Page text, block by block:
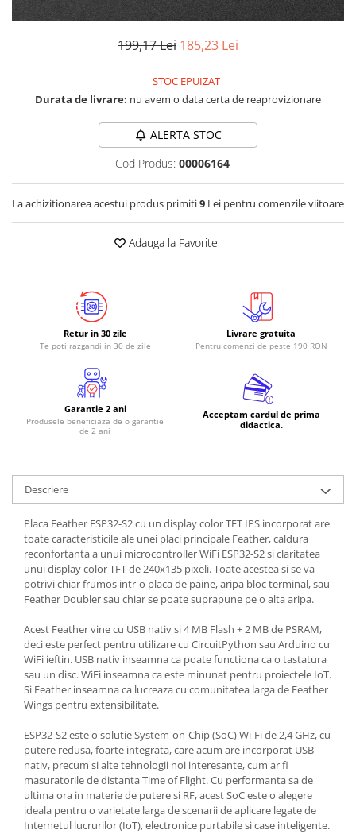
Audio
Datalogger
Multiplexor
Radio
Telecomenzi
Accesorii
Breadboard
Conectori
Cutii
Sticker
Componente
Butoane, Tastaturi
Condensatoare
LED
Microcontrollere AVR
PCB - Placute Circuit
Rezistoare
Creion 3D 3Doodler
Imprimante 3D
Imprimante 3D
3Doodler
Componente
199,17 Lei 185,23 Lei
STOC EPUIZAT
Durata de livrare: nu avem o data certa de reaprovizionare
ALERTA STOC
Cod Produs: 00006164
La achizitionarea acestui produs primiti9 Lei pentru comenzile viitoare
Adauga la Favorite
Retur in 30 zile
Te poti razgandi in 30 de zile
Livrare gratuita
Pentru comenzi de peste 190 RON
Garantie 2 ani
Produsele beneficiaza de o garantie
de 2 ani
Acceptam cardul de prima
didactica.
Descriere
Placa Feather ESP32-S2 cu un display color TFT IPS incorporat are
toate caracteristicile ale unei placi principale Feather, caldura
reconfortanta a unui microcontroller WiFi ESP32-S2 si claritatea
unui display color TFT de 240x135 pixeli. Toate acestea si se va
potrivi chiar frumos intr-o placa de paine, aripa bloc terminal, sau
Feather Doubler sau chiar se poate suprapune pe o alta aripa.
Acest Feather vine cu USB nativ si 4 MB Flash + 2 MB de PSRAM,
deci este perfect pentru utilizare cu CircuitPython sau Arduino cu
WiFi ieftin. USB nativ inseamna ca poate functiona ca o tastatura
sau un disc. WiFi inseamna ca este minunat pentru proiectele IoT.
Si Feather inseamna ca lucreaza cu comunitatea larga de Feather
Wings pentru extensibilitate.
ESP32-S2 este o solutie System-on-Chip (SoC) Wi-Fi de 2,4 GHz, cu
putere redusa, foarte integrata, care acum are incorporat USB
nativ, precum si alte tehnologii noi interesante, cum ar fi
masuratorile de distanta Time of Flight. Cu performanta sa de
ultima ora in materie de putere si RF, acest SoC este o alegere
ideala pentru o varietate larga de scenarii de aplicare legate de
Internetul lucrurilor (IoT), electronice purtabile si case inteligente.